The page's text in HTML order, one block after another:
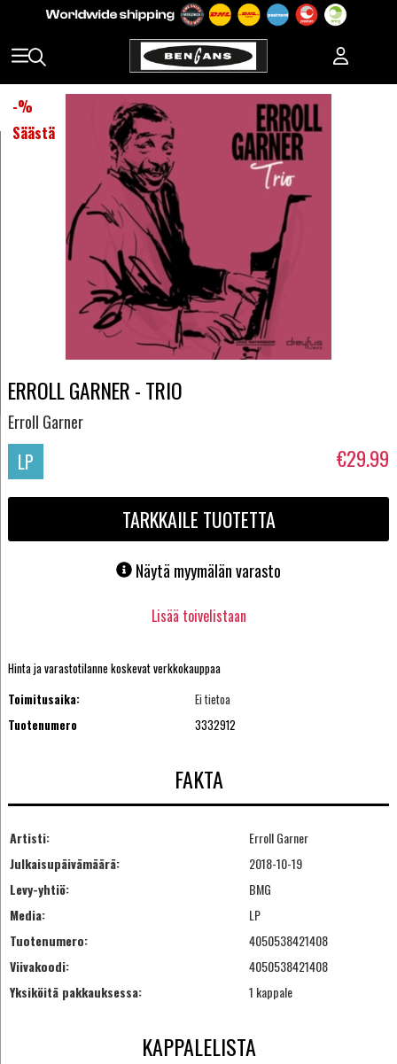
-%
Säästä
ERROLL GARNER - TRIO
Erroll Garner
LP €29.99
TARKKAILE TUOTETTA
Näytä myymälän varasto
Lisää toivelistaan
Hinta ja varastotilanne koskevat verkkokauppaa
Toimitusaika:
Ei tietoa
Tuotenumero
3332912
FAKTA
Artisti:
Erroll Garner
Julkaisupäivämäärä:
2018-10-19
Levy-yhtiö:
BMG
Media:
LP
Tuotenumero:
4050538421408
Viivakoodi:
4050538421408
Yksiköitä pakkauksessa:
1 kappale
KAPPALELISTA